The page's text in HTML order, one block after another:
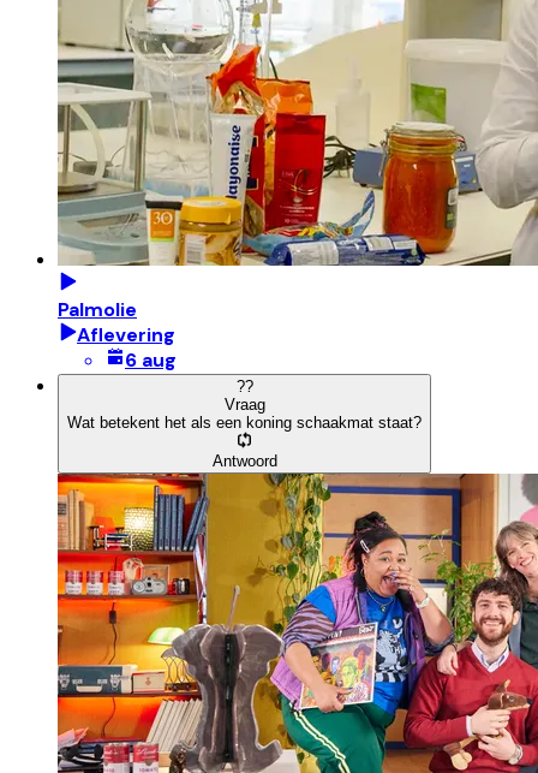
Palmolie
Aflevering
6 aug
??
Vraag
Wat betekent het als een koning schaakmat staat?
Antwoord